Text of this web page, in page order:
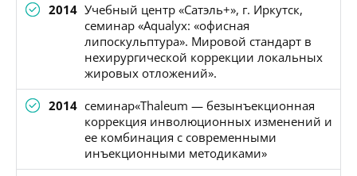
2014 Учебный центр «Сатэль+», г. Иркутск,
семинар «Aqualyx: «офисная
липоскульптура». Мировой стандарт в
нехирургической коррекции локальных
жировых отложений».
2014 семинар«Thaleum — безынъекционная
коррекция инволюционных изменений и
ее комбинация с современными
инъекционными методиками»